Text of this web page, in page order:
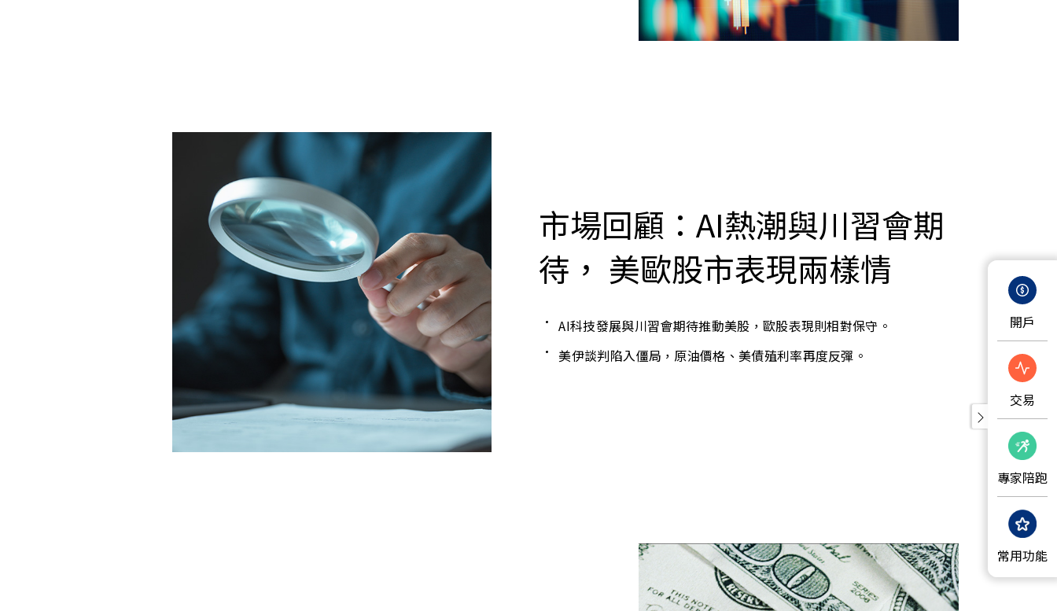
開戶
交易
專家陪跑
常用功能
市場回顧：AI熱潮與川習會期
待， 美歐股市表現兩樣情
AI科技發展與川習會期待推動美股，歐股表現則相對保守。
美伊談判陷入僵局，原油價格、美債殖利率再度反彈。